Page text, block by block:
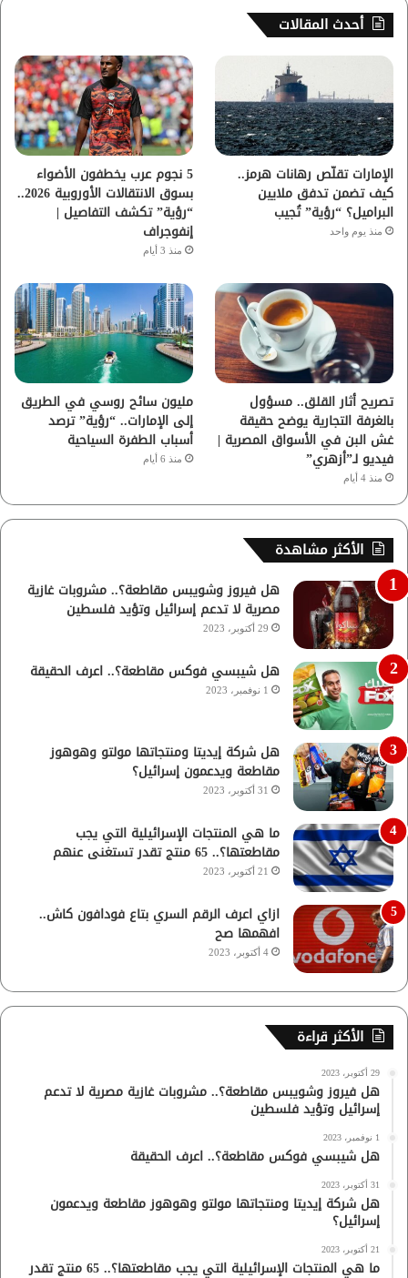
س
ب
ك
ي
و
ب
ت
ق
ر
م
أحدث المقالات
الإمارات تقلّص رهانات هرمز..
كيف تضمن تدفق ملايين
البراميل؟ “رؤية” تُجيب
منذ يوم واحد
5 نجوم عرب يخطفون الأضواء
بسوق الانتقالات الأوروبية 2026..
“رؤية” تكشف التفاصيل |
إنفوجراف
منذ 3 أيام
تصريح أثار القلق.. مسؤول
بالغرفة التجارية يوضح حقيقة
غش البن في الأسواق المصرية |
فيديو لـ”أزهري”
منذ 4 أيام
مليون سائح روسي في الطريق
إلى الإمارات.. “رؤية” ترصد
أسباب الطفرة السياحية
منذ 6 أيام
الأكثر مشاهدة
هل فيروز وشويبس مقاطعة؟.. مشروبات غازية
مصرية لا تدعم إسرائيل وتؤيد فلسطين
29 أكتوبر، 2023
هل شيبسي فوكس مقاطعة؟.. اعرف الحقيقة
1 نوفمبر، 2023
هل شركة إيديتا ومنتجاتها مولتو وهوهوز
مقاطعة ويدعمون إسرائيل؟
31 أكتوبر، 2023
ما هي المنتجات الإسرائيلية التي يجب
مقاطعتها؟.. 65 منتج تقدر تستغنى عنهم
21 أكتوبر، 2023
ازاي اعرف الرقم السري بتاع فودافون كاش..
افهمها صح
4 أكتوبر، 2023
الأكثر قراءة
29 أكتوبر، 2023
هل فيروز وشويبس مقاطعة؟.. مشروبات غازية مصرية لا تدعم
إسرائيل وتؤيد فلسطين
1 نوفمبر، 2023
هل شيبسي فوكس مقاطعة؟.. اعرف الحقيقة
31 أكتوبر، 2023
هل شركة إيديتا ومنتجاتها مولتو وهوهوز مقاطعة ويدعمون
إسرائيل؟
21 أكتوبر، 2023
ما هي المنتجات الإسرائيلية التي يجب مقاطعتها؟.. 65 منتج تقدر